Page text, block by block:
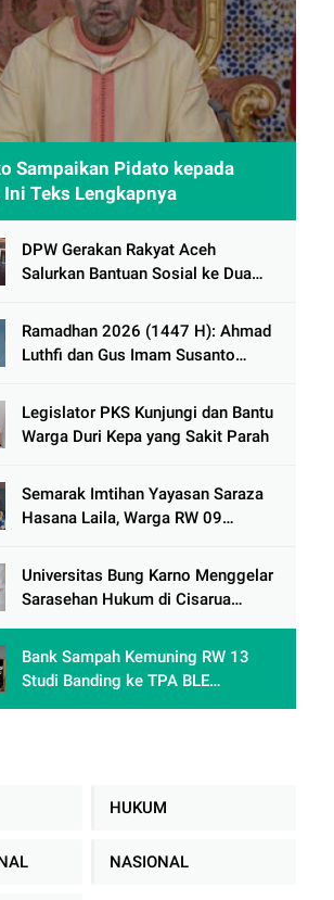
Sampaikan Pidato kepada
Ini Teks Lengkapnya
DPW Gerakan Rakyat Aceh
Salurkan Bantuan Sosial ke Dua
Ramadhan 2026 (1447 H): Ahmad
Luthfi dan Gus Imam Susanto
Berkelanjutan
Legislator PKS Kunjungi dan Bantu
Warga Duri Kepa yang Sakit Parah
Semarak Imtihan Yayasan Saraza
Hasana Laila, Warga RW 09
Sambut Ramadhan 1447 Hijriah
Universitas Bung Karno Menggelar
Sarasehan Hukum di Cisarua
meningkatkan pemahaman
akademis Mahasiswa Fakultas
Bank Sampah Kemuning RW 13
Studi Banding ke TPA BLE
Banyumas: Belajar Mengolah
HUKUM
NASIONAL